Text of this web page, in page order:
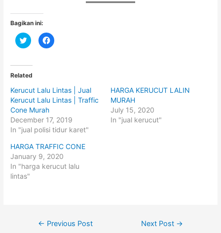
Bagikan ini:
C
l
t
o
s
a
r
e
o
T
w
i
t
e
r
(
O
p
C
l
h
a
r
e
n
F
a
c
b
o
o
k
(
e
w
Related
Kerucut Lalu Lintas | Jual
Kerucut Lalu Lintas | Traffic
Cone Murah
December 17, 2019
In "jual polisi tidur karet"
HARGA KERUCUT LALIN
MURAH
July 15, 2020
In "jual kerucut"
HARGA TRAFFIC CONE
January 9, 2020
In "harga kerucut lalu
lintas"
Post
← Previous Post Next Post →